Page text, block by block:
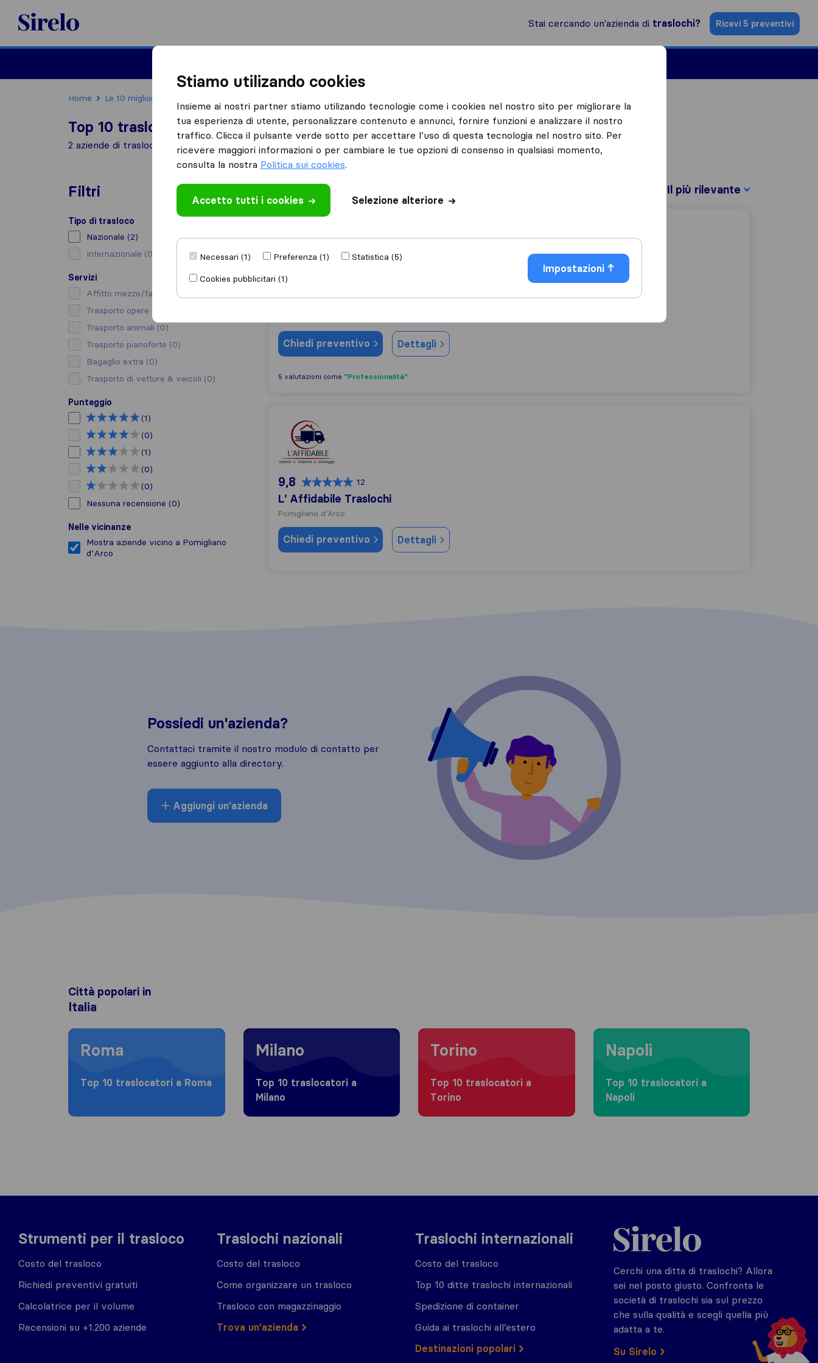
Sirelo.it
Stai cercando un'azienda di traslochi? Ricevi 5 preventivi
Home Le 10 migliori aziende di traslochi in Italia
Top 10 traslocatori a Pomigliano d’Arco
2 aziende di traslochi trovate a Pomigliano d’Arco
Filtri
Tipo di trasloco
Nazionale (2)
Internazionale (0)
Servizi
Affitto mezzo/facchino
Trasporto opere d’arte
Trasporto animali (0)
Trasporto pianoforte (0)
Bagaglio extra (0)
Trasporto di vetture & veicoli (0)
Punteggio
(1)
(0)
(1)
(0)
(0)
Nessuna recensione (0)
Nelle vicinanze
Mostra aziende vicino a Pomigliano
d’Arco
6,7
La Sicura Traslochi
Chiedi preventivo Dettagli
5 valutazioni come "Professionalità"
L' Affidabile Traslochi
9,8 12
L' Affidabile Traslochi
Pomigliano d'Arco
Chiedi preventivo Dettagli
Possiedi un'azienda?
Contattaci tramite il nostro modulo di contatto per
essere aggiunto alla directory.
Aggiungi un'azienda
Città popolari in
Italia
Moving to Roma
Roma
Top 10 traslocatori a Roma
Moving to Milano
Milano
Top 10 traslocatori a
Milano
Moving to Torino
Torino
Top 10 traslocatori a
Torino
Moving to Napoli
Napoli
Top 10 traslocatori a
Napoli
Strumenti per il trasloco
Costo del trasloco
Richiedi preventivi gratuiti
Calcolatrice per il volume
Recensioni su +1.200 aziende
Traslochi nazionali
Costo del trasloco
Come organizzare un trasloco
Trasloco con magazzinaggio
Trova un'azienda
Traslochi internazionali
Costo del trasloco
Top 10 ditte traslochi internazionali
Spedizione di container
Guida ai traslochi all’estero
Destinazioni popolari
Sirelo.it
Cerchi una ditta di traslochi? Allora
sei nel posto giusto. Confronta le
società di traslochi sia sul prezzo
che sulla qualità e scegli quella più
adatta a te.
Su Sirelo
Stiamo utilizando cookies
Insieme ai nostri partner stiamo utilizando tecnologie come i cookies nel nostro sito per migliorare la
tua esperienza di utente, personalizzare contenuto e annunci, fornire funzioni e analizzare il nostro
traffico. Clicca il pulsante verde sotto per accettare l’uso di questa tecnologia nel nostro sito. Per
ricevere maggiori informazioni o per cambiare le tue opzioni di consenso in qualsiasi momento,
consulta la nostra Politica sui cookies.
Accetto tutti i cookies Selezione alteriore
Necessari (1) Preferenza (1)
Statistica (5)
Cookies pubblicitari (1)
Impostazioni